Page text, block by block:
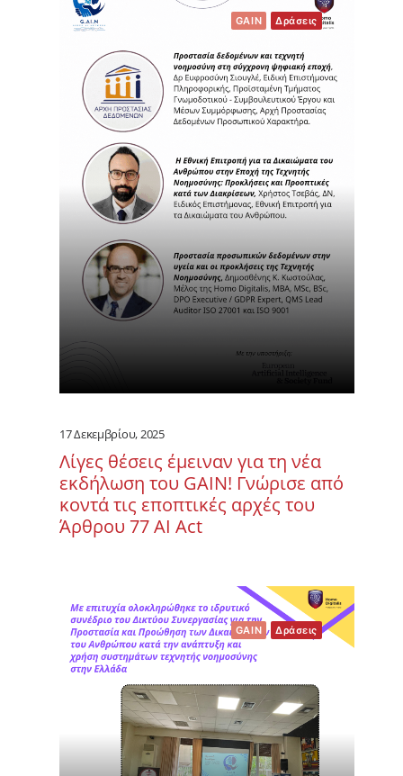
GAIN Δράσεις
17 Δεκεμβρίου, 2025
Λίγες θέσεις έμειναν για τη νέα
εκδήλωση του GAIN! Γνώρισε από
κοντά τις εποπτικές αρχές του
Άρθρου 77 ΑΙ Act
GAIN Δράσεις